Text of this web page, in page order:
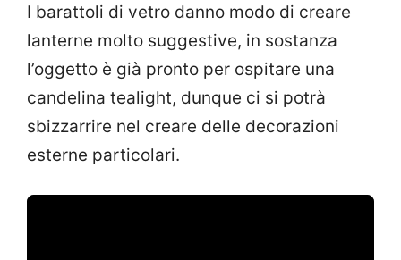
I barattoli di vetro danno modo di creare
lanterne molto suggestive, in sostanza
l’oggetto è già pronto per ospitare una
candelina tealight, dunque ci si potrà
sbizzarrire nel creare delle decorazioni
esterne particolari.